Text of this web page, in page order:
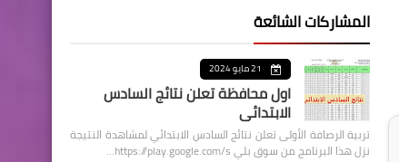
المشاركات الشائعة
21 مايو 2024
اول محافظة تعلن نتائج السادس
الابتدائي
تربية الرصافة الأولى تعلن نتائج السادس الابتدائي لمشاهدة النتيجة
نزل هذا البرنامج من سوق بلي https://play.google.com/s…